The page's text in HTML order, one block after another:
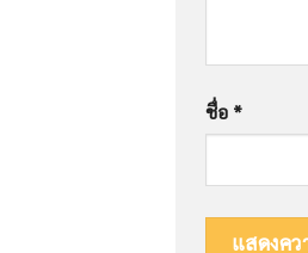
ชื่อ *